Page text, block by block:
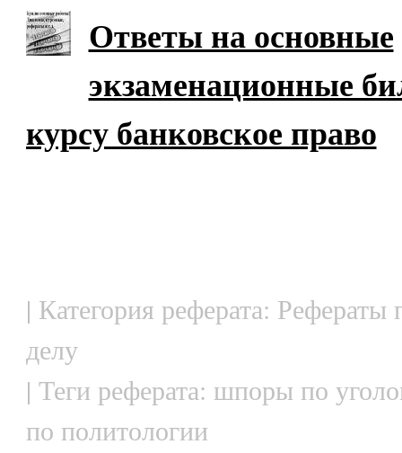
Ответы на основные
экзаменационные
курсу банковское право
| Категория реферата: Рефераты
делу
| Теги реферата: шпоры по
по политологии